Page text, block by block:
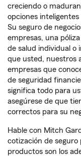
creciendo o
opciones inteligentes
Su seguro de
empresas, una
de salud individual o
que usted, nuestros
empresas que
de seguridad
significa todo para
asegúrese de que
correctos para su
Hable con Mitch
cotización de seguro
productos son los